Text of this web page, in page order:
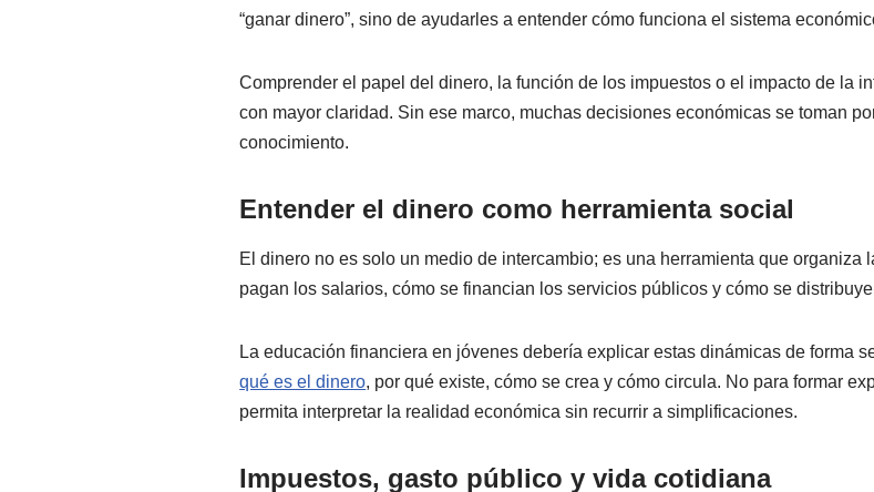
“ganar dinero”, sino de ayudarles a entender cómo funciona el sistema
Comprender el papel del dinero, la función de los impuestos o el impacto de la
con mayor claridad. Sin ese marco, muchas decisiones económicas se toman
conocimiento.
Entender el dinero como herramienta social
El dinero no es solo un medio de intercambio; es una herramienta que
pagan los salarios, cómo se financian los servicios públicos y cómo se
La educación financiera en jóvenes debería explicar estas dinámicas de forma
qué es el dinero, por qué existe, cómo se crea y cómo circula. No para formar
permita interpretar la realidad económica sin recurrir a simplificaciones.
Impuestos, gasto público y vida cotidiana